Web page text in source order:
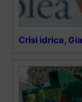
Crisi idrica,